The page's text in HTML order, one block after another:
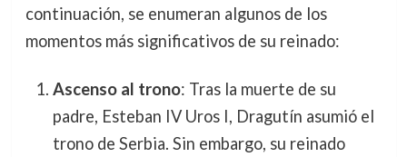
continuación, se enumeran algunos de los
momentos más significativos de su reinado:
Ascenso al trono: Tras la muerte de su
padre, Esteban IV Uros I, Dragutín asumió el
trono de Serbia. Sin embargo, su reinado